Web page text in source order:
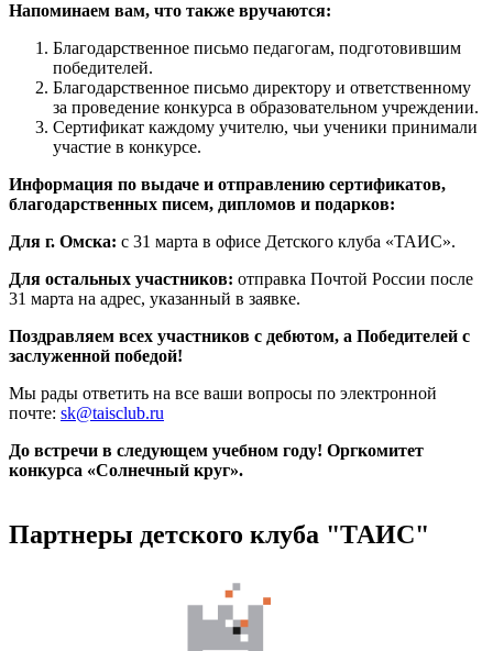
Напоминаем вам, что также вручаются:
Благодарственное письмо педагогам, подготовившим
победителей.
Благодарственное письмо директору и ответственному
за проведение конкурса в образовательном учреждении.
Сертификат каждому учителю, чьи ученики принимали
участие в конкурсе.
Информация по выдаче и отправлению сертификатов,
благодарственных писем, дипломов и подарков:
Для г. Омска: с 31 марта в офисе Детского клуба «ТАИС».
Для остальных участников: отправка Почтой России после
31 марта на адрес, указанный в заявке.
Поздравляем всех участников с дебютом, а Победителей с
заслуженной победой!
Мы рады ответить на все ваши вопросы по электронной
почте: sk@taisclub.ru
До встречи в следующем учебном году! Оргкомитет
конкурса «Солнечный круг».
Партнеры детского клуба "ТАИС"